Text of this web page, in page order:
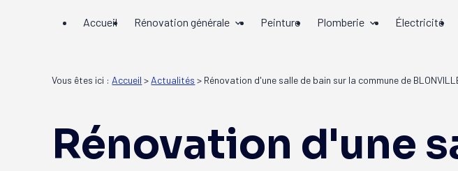
Accueil Rénovation générale Peinture Plomberie Électricité
Vous êtes ici : Accueil > Actualités > Rénovation d'une salle de bain sur la commune de
Rénovation d'une